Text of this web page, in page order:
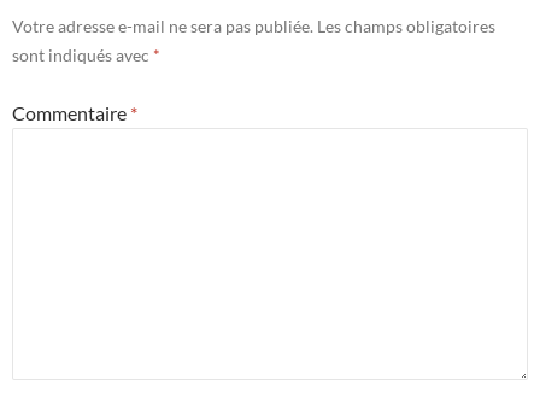
Votre adresse e-mail ne sera pas publiée. Les champs obligatoires
sont indiqués avec *
Commentaire *